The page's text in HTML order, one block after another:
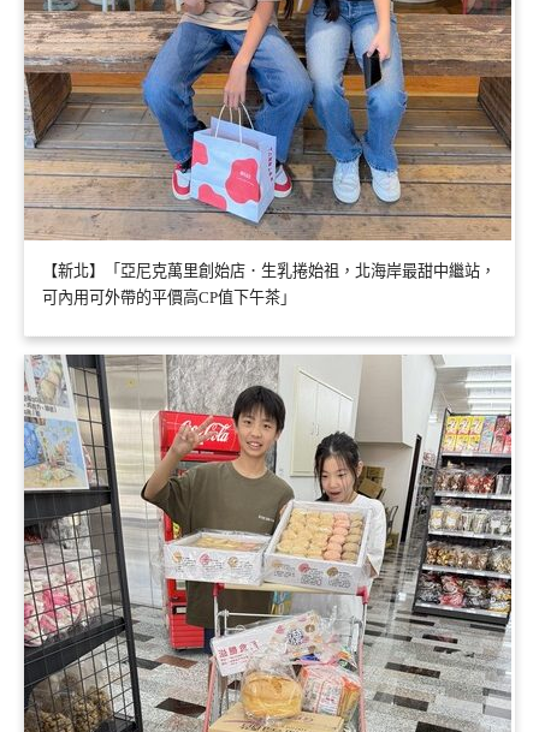
【新北】「亞尼克萬里創始店．生乳捲始祖，北海岸最甜中繼站，
可內用可外帶的平價高CP值下午茶」